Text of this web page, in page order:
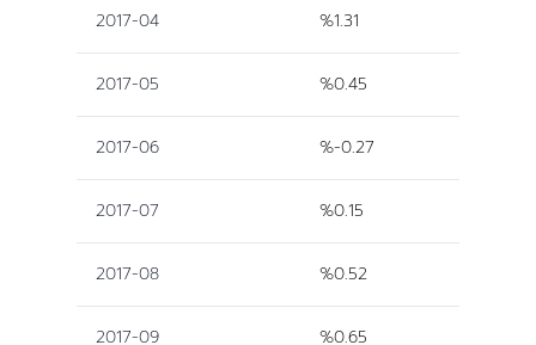
2017-04 %1.31
2017-05 %0.45
2017-06 %-0.27
2017-07 %0.15
2017-08 %0.52
2017-09 %0.65